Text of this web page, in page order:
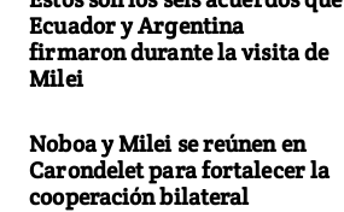
Ecuador y Argentina
firmaron durante la visita de
Milei
Noboa y Milei se reúnen en
Carondelet para fortalecer la
cooperación bilateral